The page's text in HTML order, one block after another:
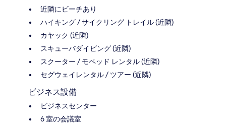
近隣にビーチあり
ハイキング / サイクリング トレイル (近隣)
カヤック (近隣)
スキューバダイビング (近隣)
スクーター / モペッド レンタル (近隣)
セグウェイレンタル / ツアー (近隣)
ビジネス設備
ビジネスセンター
6 室の会議室